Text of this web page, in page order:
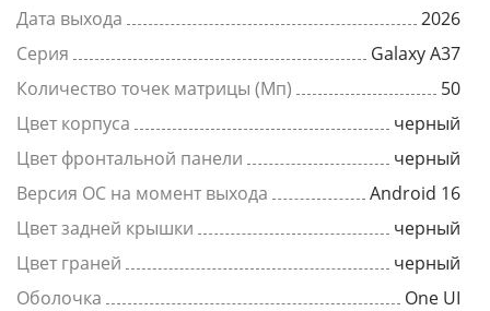
Дата выхода
2026
Серия
Galaxy A37
Количество точек матрицы (Мп)
50
Цвет корпуса
черный
Цвет фронтальной панели
черный
Версия ОС на момент выхода
Android 16
Цвет задней крышки
черный
Цвет граней
черный
Оболочка
One UI